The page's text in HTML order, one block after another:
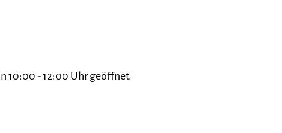
10:00 - 12:00 Uhr geöffnet.